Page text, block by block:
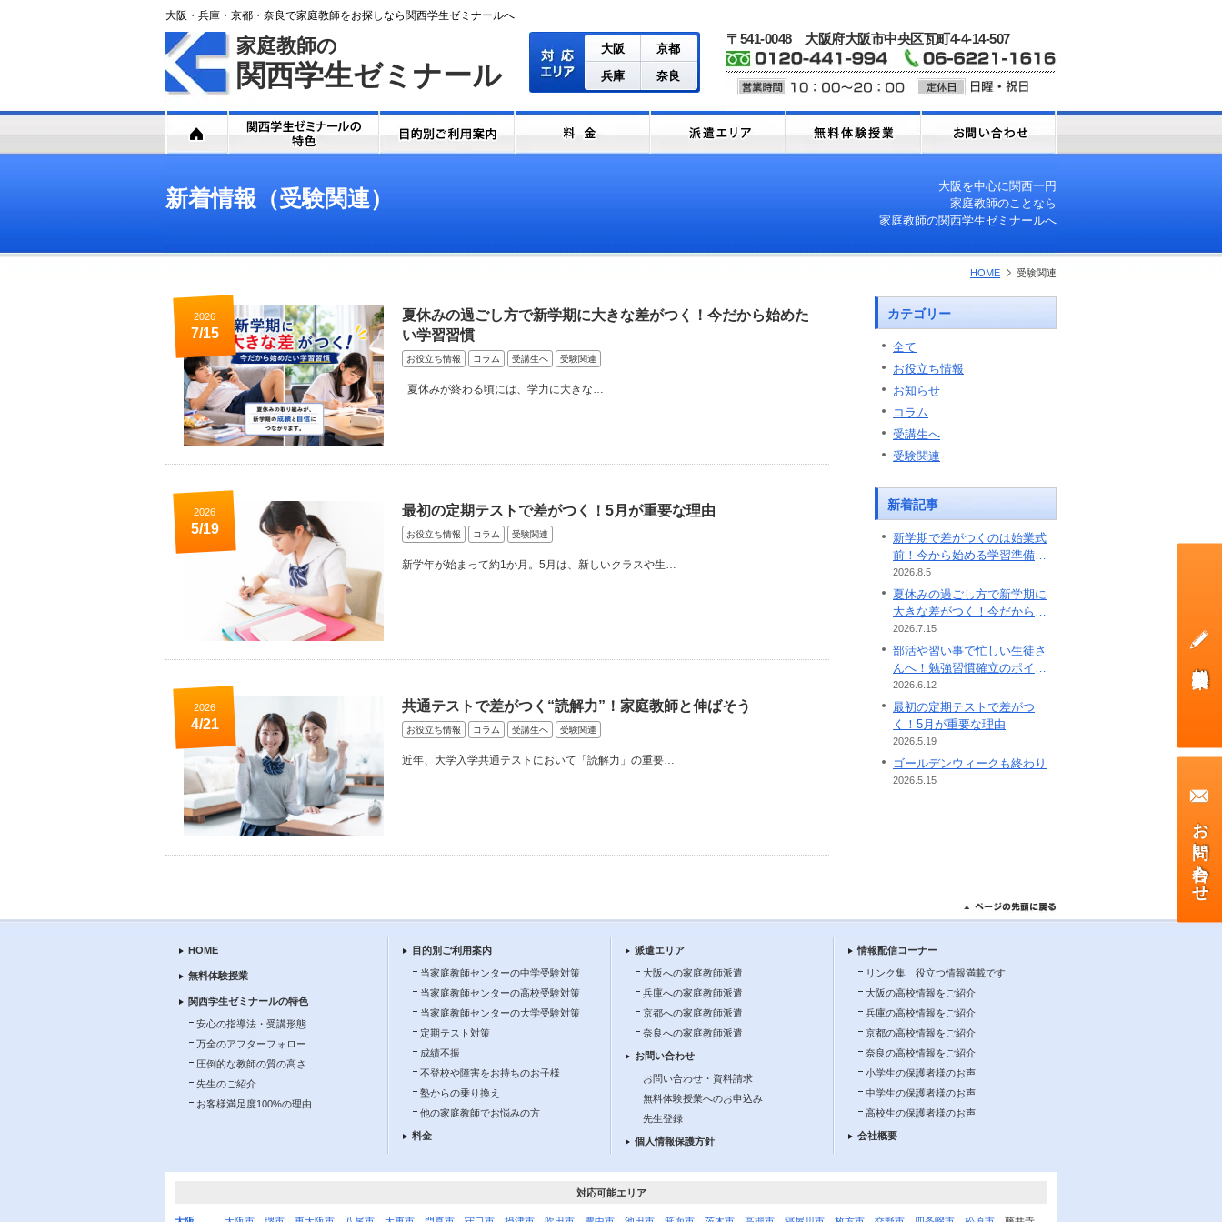
大阪・兵庫・京都・奈良で家庭教師をお探しなら関西学生ゼミナールへ
家庭教師の
関西学生ゼミナール
大阪
京都
兵庫
奈良
〒541-0048 大阪府大阪市中央区瓦町4-4-14-507
新着情報（受験関連）
大阪を中心に関西一円
家庭教師のことなら
家庭教師の関西学生ゼミナールへ
HOME 受験関連
2026
7/15
夏休みの過ごし方で新学期に大きな差がつく！今だから始めた
い学習習慣
お役立ち情報 コラム 受講生へ 受験関連
夏休みが終わる頃には、学力に大きな…
2026
5/19
最初の定期テストで差がつく！5月が重要な理由
お役立ち情報 コラム 受験関連
新学年が始まって約1か月。5月は、新しいクラスや生…
2026
4/21
共通テストで差がつく“読解力”！家庭教師と伸ばそう
お役立ち情報 コラム 受講生へ 受験関連
近年、大学入学共通テストにおいて「読解力」の重要…
カテゴリー
全て
お役立ち情報
お知らせ
コラム
受講生へ
受験関連
新着記事
新学期で差がつくのは始業式
前！今から始める学習準備の
ポイント
2026.8.5
夏休みの過ごし方で新学期に
大きな差がつく！今だから始
めたい学習習慣
2026.7.15
部活や習い事で忙しい生徒さ
んへ！勉強習慣確立のポイン
ト
2026.6.12
最初の定期テストで差がつ
く！5月が重要な理由
2026.5.19
ゴールデンウィークも終わり
2026.5.15
HOME
無料体験授業
関西学生ゼミナールの特色
安心の指導法・受講形態
万全のアフターフォロー
圧倒的な教師の質の高さ
先生のご紹介
お客様満足度100%の理由
目的別ご利用案内
当家庭教師センターの中学受験対策
当家庭教師センターの高校受験対策
当家庭教師センターの大学受験対策
定期テスト対策
成績不振
不登校や障害をお持ちのお子様
塾からの乗り換え
他の家庭教師でお悩みの方
料金
派遣エリア
大阪への家庭教師派遣
兵庫への家庭教師派遣
京都への家庭教師派遣
奈良への家庭教師派遣
お問い合わせ
お問い合わせ・資料請求
無料体験授業へのお申込み
先生登録
個人情報保護方針
情報配信コーナー
リンク集 役立つ情報満載です
大阪の高校情報をご紹介
兵庫の高校情報をご紹介
京都の高校情報をご紹介
奈良の高校情報をご紹介
小学生の保護者様のお声
中学生の保護者様のお声
高校生の保護者様のお声
会社概要
対応可能エリア
お問い合わせ